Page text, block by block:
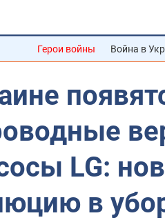
Герои войны Война в
LG:
в